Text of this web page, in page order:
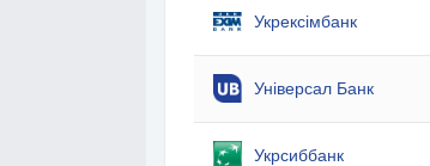
Укрексімбанк
Універсал Банк
Укрсиббанк